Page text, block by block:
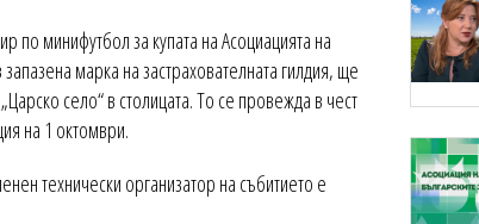
минифутбол за купата на Асоциацията на
марка на застрахователната гилдия, ще
село“ в столицата. То се провежда в чест
на 1 октомври.
технически организатор на събитието е